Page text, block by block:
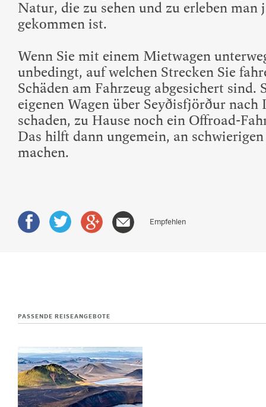
Natur, die zu sehen und zu erleben
gekommen ist.
Wenn Sie mit einem Mietwagen
unbedingt, auf welchen Strecken Sie
Schäden am Fahrzeug abgesichert sind.
eigenen Wagen über Seyðisfjörður nach
schaden, zu Hause noch ein Offroad-
Das hilft dann ungemein, an
machen.
Empfehlen
PASSENDE REISEANGEBOTE